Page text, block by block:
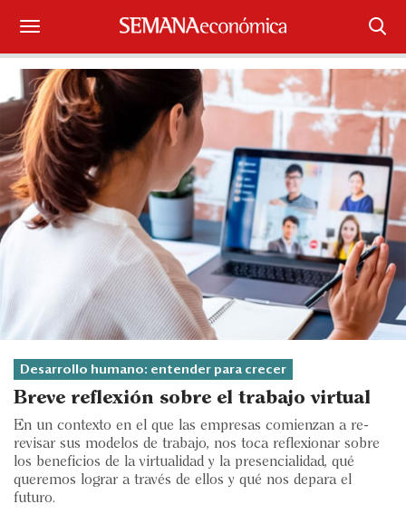
Suscríbase
Iniciar sesión
Portada
¿Qué está pasando?
Sectores y Empresas
Management
Economía y Finanzas
Legal y Política
Eventos
Blogs
Ranking CEO
Desarrollo humano: entender para crecer
Breve reflexión sobre el trabajo virtual
En un contexto en el que las empresas comienzan a re-
revisar sus modelos de trabajo, nos toca reflexionar sobre
los beneficios de la virtualidad y la presencialidad, qué
queremos lograr a través de ellos y qué nos depara el
futuro.